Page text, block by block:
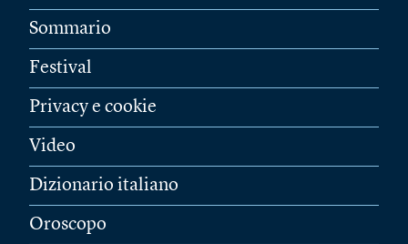
Sommario
Festival
Privacy e cookie
Video
Dizionario italiano
Oroscopo